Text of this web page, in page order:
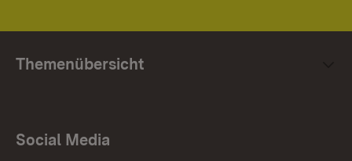
Themenübersicht
Social Media